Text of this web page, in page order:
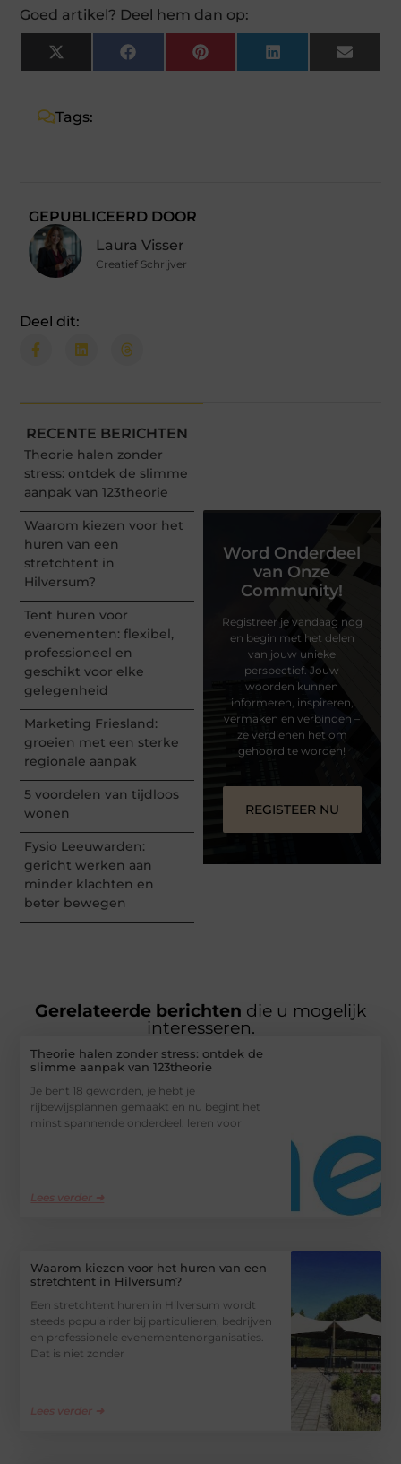
Goed artikel? Deel hem dan op:
X
(Twitter)
FacebookPinterestLinkedIn Email
Tags:
GEPUBLICEERD DOOR
Laura Visser
Creatief Schrijver
Deel dit:
RECENTE BERICHTEN
Theorie halen zonder
stress: ontdek de slimme
aanpak van 123theorie
Waarom kiezen voor het
huren van een
stretchtent in
Hilversum?
Tent huren voor
evenementen: flexibel,
professioneel en
geschikt voor elke
gelegenheid
Marketing Friesland:
groeien met een sterke
regionale aanpak
5 voordelen van tijdloos
wonen
Fysio Leeuwarden:
gericht werken aan
minder klachten en
beter bewegen
Word Onderdeel
van Onze
Community!
Registreer je vandaag nog
en begin met het delen
van jouw unieke
perspectief. Jouw
woorden kunnen
informeren, inspireren,
vermaken en verbinden –
ze verdienen het om
gehoord te worden!
REGISTEER NU
Gerelateerde berichten die u mogelijk
interesseren.
Theorie halen zonder stress: ontdek de
slimme aanpak van 123theorie
Je bent 18 geworden, je hebt je
rijbewijsplannen gemaakt en nu begint het
minst spannende onderdeel: leren voor
Lees verder ➜
Waarom kiezen voor het huren van een
stretchtent in Hilversum?
Een stretchtent huren in Hilversum wordt
steeds populairder bij particulieren, bedrijven
en professionele evenementenorganisaties.
Dat is niet zonder
Lees verder ➜